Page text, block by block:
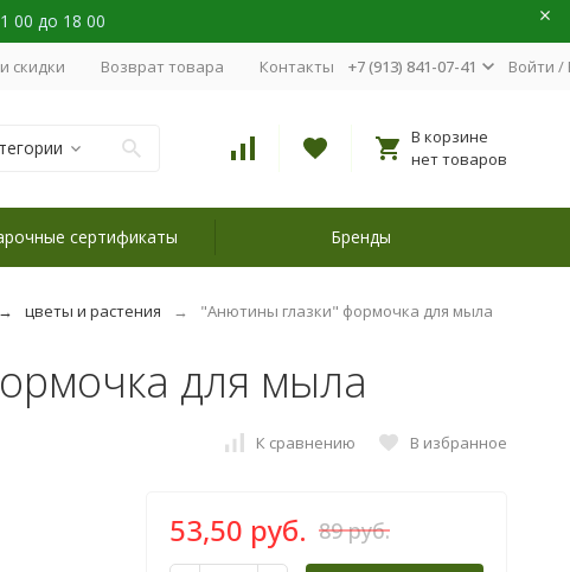
00 до 18 00
скидки Возврат товара Контакты +7 (913) 841-07-41 Войти /
В корзине
нет товаров
сертификаты Бренды
цветы и растения "Анютины глазки" формочка для мыла
для мыла
К сравнению В избранное
53,50 руб. 89 руб.